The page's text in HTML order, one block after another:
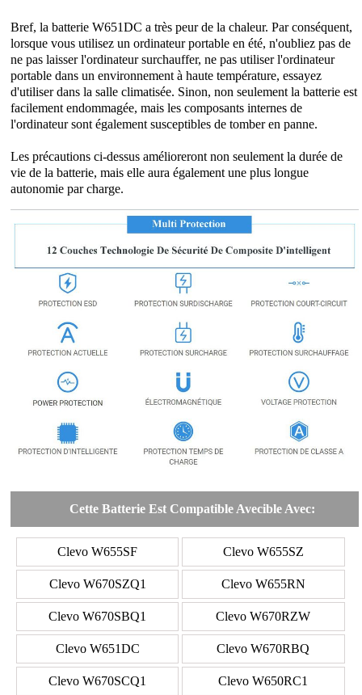
Bref, la batterie W651DC a très peur de la chaleur. Par conséquent,
lorsque vous utilisez un ordinateur portable en été, n'oubliez pas de
ne pas laisser l'ordinateur surchauffer, ne pas utiliser l'ordinateur
portable dans un environnement à haute température, essayez
d'utiliser dans la salle climatisée. Sinon, non seulement la batterie est
facilement endommagée, mais les composants internes de
l'ordinateur sont également susceptibles de tomber en panne.
Les précautions ci-dessus amélioreront non seulement la durée de
vie de la batterie, mais elle aura également une plus longue
autonomie par charge.
Cette Batterie Est Compatible Avecible Avec:
Clevo W655SF Clevo W655SZ
Clevo W670SZQ1 Clevo W655RN
Clevo W670SBQ1 Clevo W670RZW
Clevo W651DC Clevo W670RBQ
Clevo W670SCQ1 Clevo W650RC1